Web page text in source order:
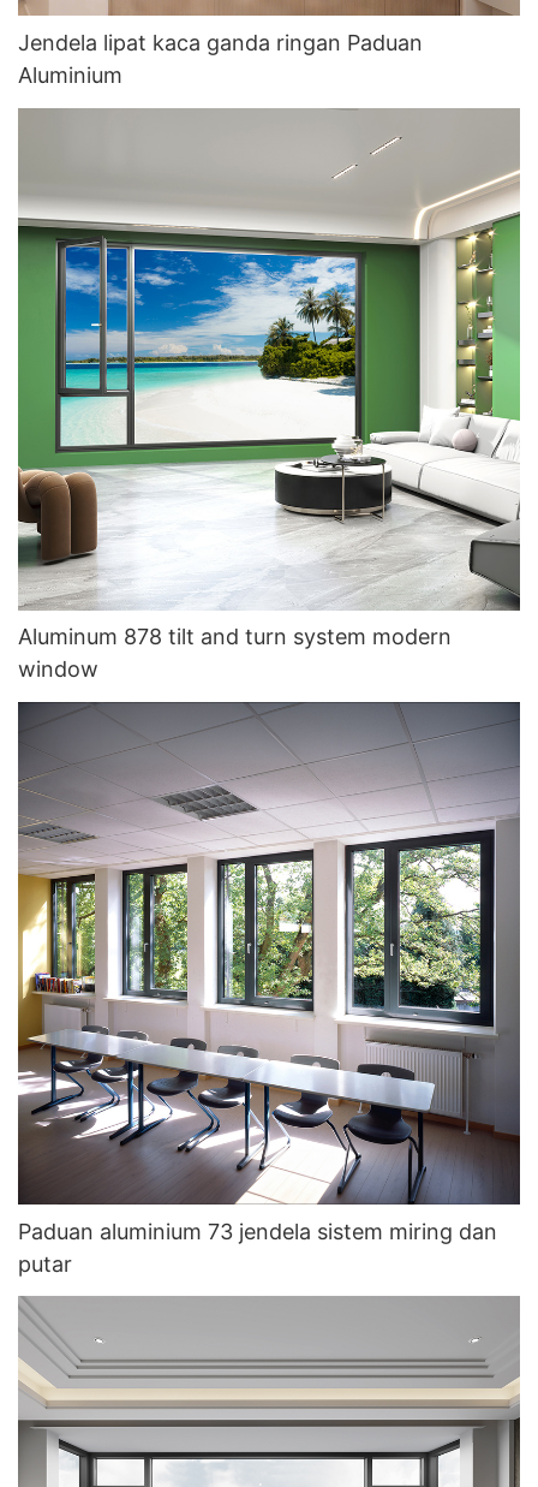
Jendela lipat kaca ganda ringan Paduan
Aluminium
Aluminum 878 tilt and turn system modern
window
Paduan aluminium 73 jendela sistem miring dan
putar